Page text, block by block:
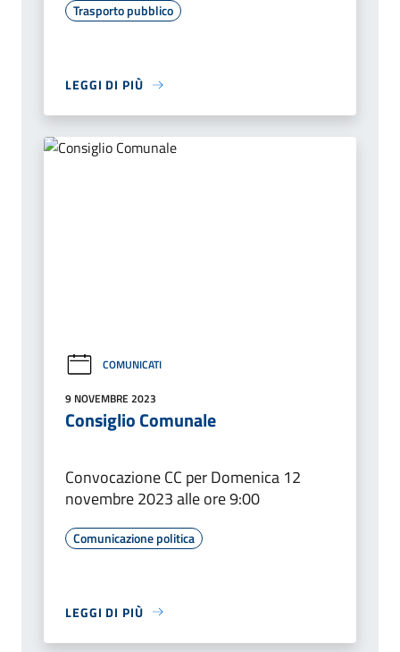
Trasporto pubblico
LEGGI DI PIÙ
COMUNICATI
9 NOVEMBRE 2023
Consiglio Comunale
Convocazione CC per Domenica 12
novembre 2023 alle ore 9:00
Comunicazione politica
LEGGI DI PIÙ